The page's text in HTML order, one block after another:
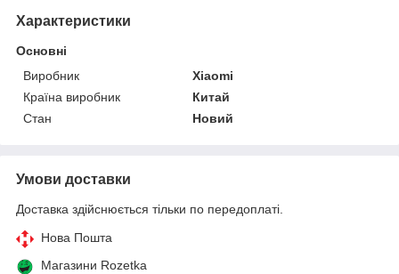
Характеристики
Основні
Виробник
Xiaomi
Країна виробник
Китай
Стан
Новий
Умови доставки
Доставка здійснюється тільки по передоплаті.
Нова Пошта
Магазини Rozetka